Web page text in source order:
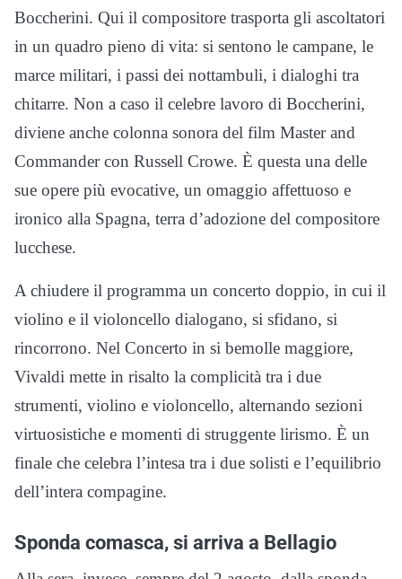
Boccherini. Qui il compositore trasporta gli ascoltatori
in un quadro pieno di vita: si sentono le campane, le
marce militari, i passi dei nottambuli, i dialoghi tra
chitarre. Non a caso il celebre lavoro di Boccherini,
diviene anche colonna sonora del film Master and
Commander con Russell Crowe. È questa una delle
sue opere più evocative, un omaggio affettuoso e
ironico alla Spagna, terra d’adozione del compositore
lucchese.
A chiudere il programma un concerto doppio, in cui il
violino e il violoncello dialogano, si sfidano, si
rincorrono. Nel Concerto in si bemolle maggiore,
Vivaldi mette in risalto la complicità tra i due
strumenti, violino e violoncello, alternando sezioni
virtuosistiche e momenti di struggente lirismo. È un
finale che celebra l’intesa tra i due solisti e l’equilibrio
dell’intera compagine.
Sponda comasca, si arriva a Bellagio